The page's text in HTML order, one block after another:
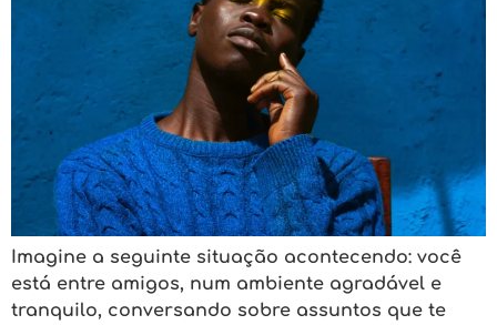
Imagine a seguinte situação acontecendo: você
está entre amigos, num ambiente agradável e
tranquilo, conversando sobre assuntos que te